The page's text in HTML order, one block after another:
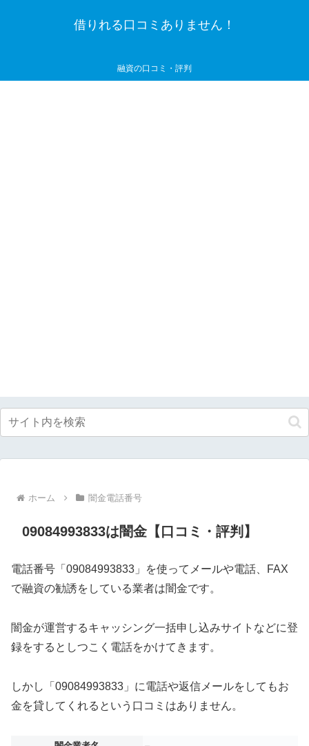
借りれる口コミありません！
融資の口コミ・評判
ホーム 闇金電話番号
09084993833は闇金【口コミ・評判】
電話番号「09084993833」を使ってメールや電話、FAX
で融資の勧誘をしている業者は闇金です。
闇金が運営するキャッシング一括申し込みサイトなどに登
録をするとしつこく電話をかけてきます。
しかし「09084993833」に電話や返信メールをしてもお
金を貸してくれるという口コミはありません。